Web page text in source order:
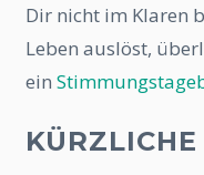
Dir nicht im Klaren
Leben auslöst,
ein